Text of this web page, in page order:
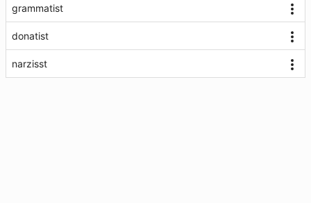
grammatist
donatist
narzisst